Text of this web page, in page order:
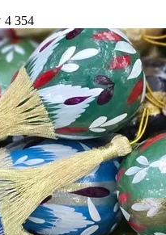
4 354